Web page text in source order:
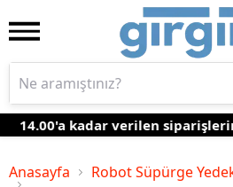
14.00'a kadar verilen
Anasayfa
Robot Süpürge